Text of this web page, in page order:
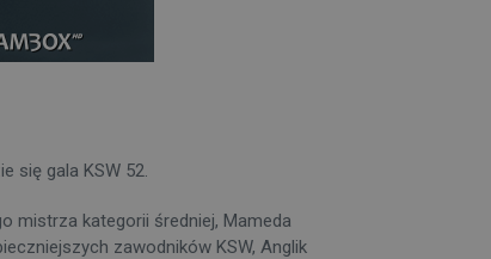
się gala KSW 52.
mistrza kategorii średniej, Mameda
zawodników KSW, Anglik